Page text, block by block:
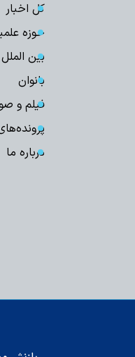
کل اخبار
حوزه
بین الملل
بانوان
فیلم و
درباره ما